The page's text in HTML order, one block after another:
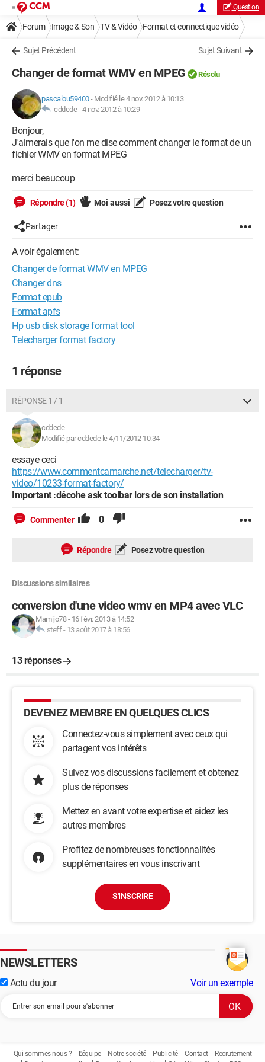
Question
Forum Image & Son TV & Vidéo Format et connectique vidéo
Sujet Précédent Sujet Suivant
Changer de format WMV en MPEG Résolu
pascalou59400- Modifié le 4 nov. 2012 à 10:13
cddede -4 nov. 2012 à 10:29
Bonjour,
J'aimerais que l'on me dise comment changer le format de un
fichier WMV en format MPEG
merci beaucoup
Répondre (1) Moi aussi Posez votre question
Partager
A voir également:
Changer de format WMV en MPEG
Changer dns
Format epub
Format apfs
Hp usb disk storage format tool
Telecharger format factory
1 réponse
RÉPONSE 1 / 1
cddede
Modifié par cddede le 4/11/2012 10:34
essaye ceci
https://www.commentcamarche.net/telecharger/tv-
video/10233-format-factory/
Important :décohe ask toolbar lors de son installation
Commenter 0
Répondre Posez votre question
Discussions similaires
conversion d'une video wmv en MP4 avec VLC
Mamijo78- 16 févr. 2013 à 14:52
steff- 13 août 2017 à 18:56
13 réponses
DEVENEZ MEMBRE EN QUELQUES CLICS
Connectez-vous simplement avec ceux qui
partagent vos intérêts
Suivez vos discussions facilement et obtenez
plus de réponses
Mettez en avant votre expertise et aidez les
autres membres
Profitez de nombreuses fonctionnalités
supplémentaires en vous inscrivant
S'INSCRIRE
NEWSLETTERS
Actu du jour Voir un exemple
Qui sommes-nous ? L'équipe Notre société Publicité Contact
Recrutement